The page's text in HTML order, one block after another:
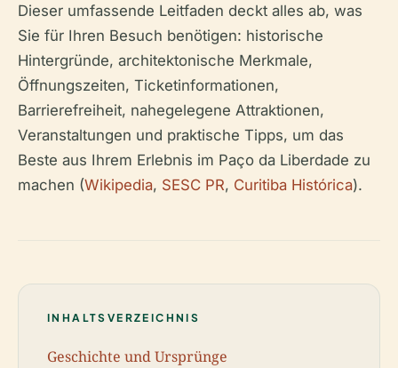
Dieser umfassende Leitfaden deckt alles ab, was
Sie für Ihren Besuch benötigen: historische
Hintergründe, architektonische Merkmale,
Öffnungszeiten, Ticketinformationen,
Barrierefreiheit, nahegelegene Attraktionen,
Veranstaltungen und praktische Tipps, um das
Beste aus Ihrem Erlebnis im Paço da Liberdade zu
machen (Wikipedia, SESC PR, Curitiba Histórica).
INHALTSVERZEICHNIS
Geschichte und Ursprünge